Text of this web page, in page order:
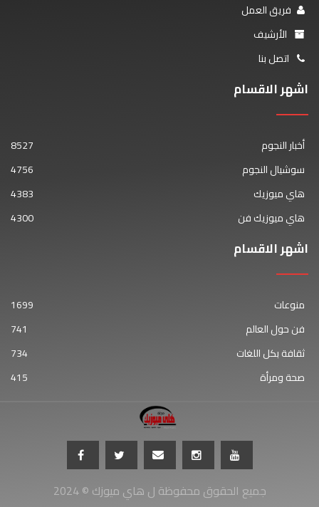
فريق العمل
الأرشيف
اتصل بنا
اشهر الاقسام
أخبار النجوم
8527
سوشيال النجوم
4756
هاي ميوزيك
4383
هاي ميوزيك فن
4300
اشهر الاقسام
منوعات
1699
فن حول العالم
741
ثقافة بكل اللغات
734
صحة ومرأة
415
جميع الحقوق محفوظة ل هاي ميوزك © 2024